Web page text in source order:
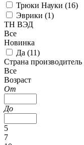
Трюки Науки (16)
Эврики (1)
ТН ВЭД
Все
Новинка
Да (11)
Страна производитель
Все
Возраст
От
До
5
7